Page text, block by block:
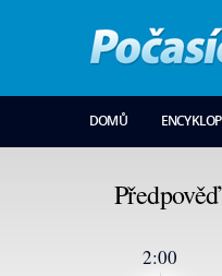
DOMŮ
2:00